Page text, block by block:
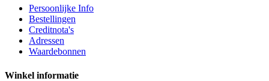
Persoonlijke Info
Bestellingen
Creditnota's
Adressen
Waardebonnen
Winkel informatie